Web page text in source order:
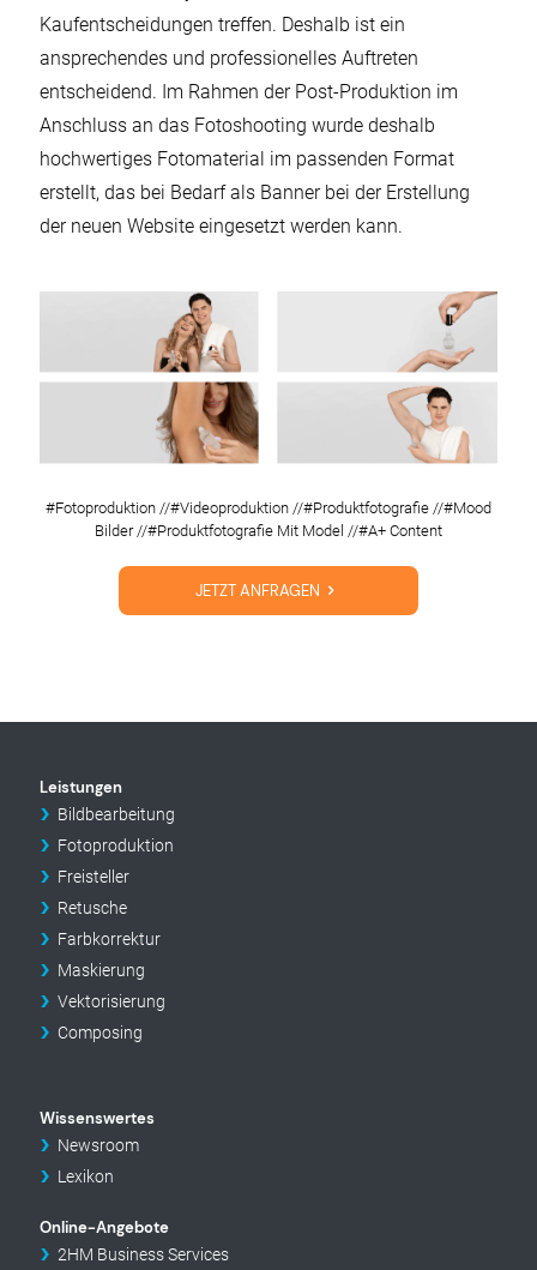
Kaufentscheidungen treffen. Deshalb ist ein
ansprechendes und professionelles Auftreten
entscheidend. Im Rahmen der Post-Produktion im
Anschluss an das Fotoshooting wurde deshalb
hochwertiges Fotomaterial im passenden Format
erstellt, das bei Bedarf als Banner bei der Erstellung
der neuen Website eingesetzt werden kann.
#Fotoproduktion //#Videoproduktion //#Produktfotografie //#Mood
Bilder //#Produktfotografie Mit Model //#A+ Content
JETZT ANFRAGEN
Leistungen
Bildbearbeitung
Fotoproduktion
Freisteller
Retusche
Farbkorrektur
Maskierung
Vektorisierung
Composing
Wissenswertes
Newsroom
Lexikon
Online-Angebote
2HM Business Services